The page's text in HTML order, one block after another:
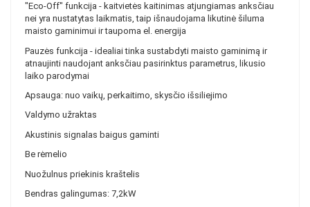
"Eco-Off" funkcija - kaitvietės kaitinimas atjungiamas anksčiau
nei yra nustatytas laikmatis, taip išnaudojama likutinė šiluma
maisto gaminimui ir taupoma el. energija
Pauzės funkcija - idealiai tinka sustabdyti maisto gaminimą ir
atnaujinti naudojant anksčiau pasirinktus parametrus, likusio
laiko parodymai
Apsauga: nuo vaikų, perkaitimo, skysčio išsiliejimo
Valdymo užraktas
Akustinis signalas baigus gaminti
Be rėmelio
Nuožulnus priekinis kraštelis
Bendras galingumas: 7,2kW